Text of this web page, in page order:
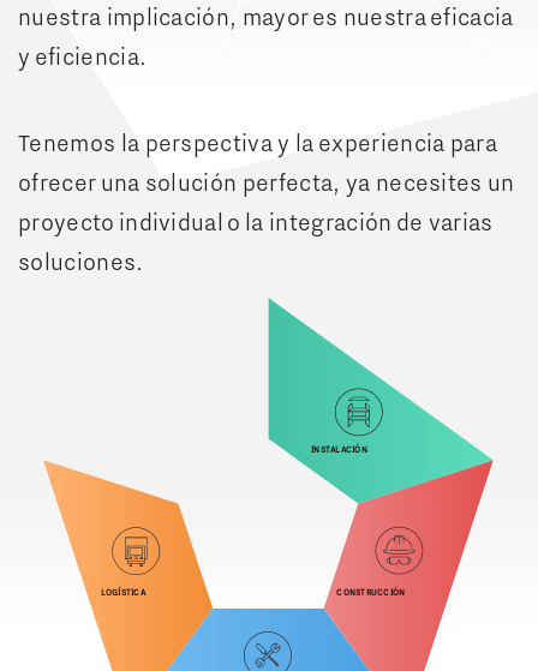
nuestra implicación, mayor es nuestra eficacia
y eficiencia.
Tenemos la perspectiva y la experiencia para
ofrecer una solución perfecta, ya necesites un
proyecto individual o la integración de varias
soluciones.
Logística Construcción
Instalación